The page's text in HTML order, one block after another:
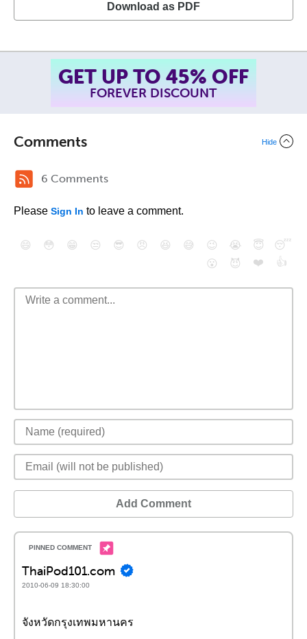
Download as PDF
GET UP TO 45% OFF
FOREVER DISCOUNT
Comments Hide
6 Comments
Please Sign In to leave a comment.
😄 😳 😁 😒 😎 😠 😆 😅 😉 😭 😇
😴
😮
😈 ❤️ 👍
Add Comment
ThaiPod101.com
2010-06-09 18:30:00
จังหวัดกรุงเทพมหานคร